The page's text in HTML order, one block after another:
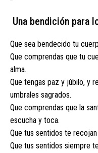
Una bendición para
Que sea bendecido tu
Que comprendas que tu
alma.
Que tengas paz y júbilo, y
umbrales sagrados.
Que comprendas que la
escucha y toca.
Que tus sentidos te
Que tus sentidos siempre